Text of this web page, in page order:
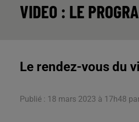
VIDEO : LE
Le rendez-vous du
Publié : 18 mars 2023 à 17h48